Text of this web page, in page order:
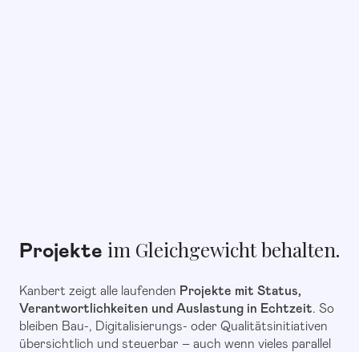
Projekte im Gleichgewicht behalten.
Kanbert zeigt alle laufenden Projekte mit Status,
Verantwortlichkeiten und Auslastung in Echtzeit. So
bleiben Bau-, Digitalisierungs- oder Qualitätsinitiativen
übersichtlich und steuerbar – auch wenn vieles parallel